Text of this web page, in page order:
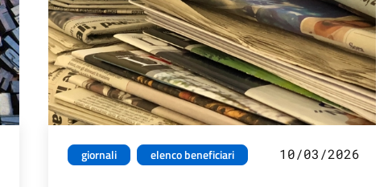
giornali elenco beneficiari 10/03/2026